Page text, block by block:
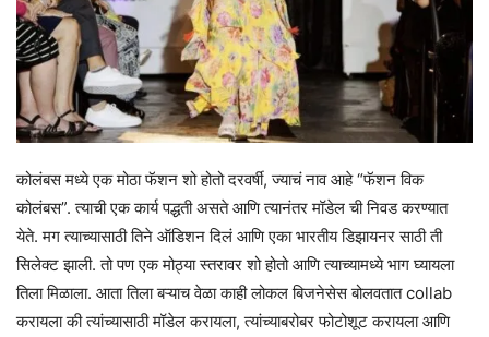
कोलंबस मध्ये एक मोठा फॅशन शो होतो दरवर्षी, ज्याचं नाव आहे “फॅशन विक
कोलंबस”. त्याची एक कार्य पद्धती असते आणि त्यानंतर मॉडेल ची निवड करण्यात
येते. मग त्याच्यासाठी तिने ऑडिशन दिलं आणि एका भारतीय डिझायनर साठी ती
सिलेक्ट झाली. तो पण एक मोठ्या स्तरावर शो होतो आणि त्याच्यामध्ये भाग घ्यायला
तिला मिळाला. आता तिला बऱ्याच वेळा काही लोकल बिजनेसेस बोलवतात collab
करायला की त्यांच्यासाठी मॉडेल करायला, त्यांच्याबरोबर फोटोशूट करायला आणि